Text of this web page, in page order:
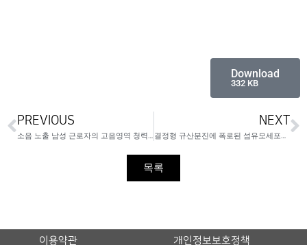
Download
332 KB
PREVIOUS
소음 노출 남성 근로자의 고음영역 청력손실과 관련 요인
NEXT
결정형 규산분진에 폭로된 섬유모세포의 자기증식
목록
이용약관 개인정보보호정책